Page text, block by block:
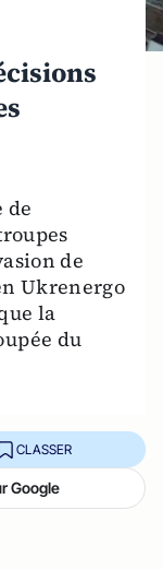
de
de
Ukrenergo
la
du
CLASSER
Google